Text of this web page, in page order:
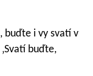
buďte i vy svatí v
buďte,